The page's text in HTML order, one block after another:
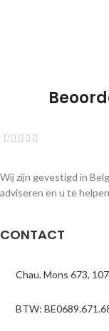
Wij zijn gevestigd in
adviseren en u te
CONTACT
Chau. Mons 673,
BTW: